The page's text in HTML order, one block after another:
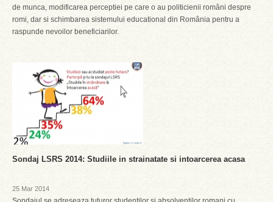
de munca, modificarea perceptiei pe care o au politicienii români despre
romi, dar si schimbarea sistemului educational din România pentru a
raspunde nevoilor beneficiarilor.
Sondaj LSRS 2014: Studiile in strainatate si intoarcerea acasa
25 Mar 2014